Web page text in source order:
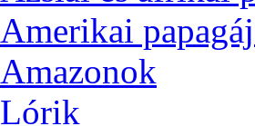
Amerikai
Amazonok
Lórik